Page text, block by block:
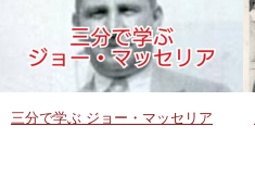
三分で学ぶ ジョー・マッセリア